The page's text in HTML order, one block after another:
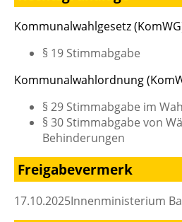
Kommunalwahlgesetz
§ 19 Stimmabgabe
Kommunalwahlordnung
§ 29 Stimmabgabe im
§ 30 Stimmabgabe von
Behinderungen
Freigabevermerk
17.10.2025Innenministerium